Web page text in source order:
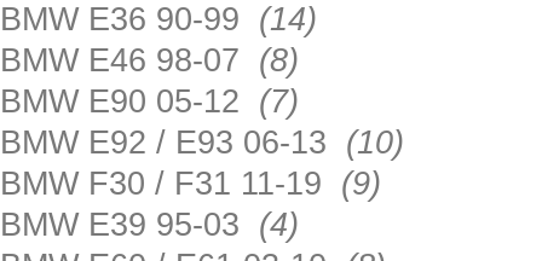
BMW E36 90-99 (14)
BMW E46 98-07 (8)
BMW E90 05-12 (7)
BMW E92 / E93 06-13 (10)
BMW F30 / F31 11-19 (9)
BMW E39 95-03 (4)